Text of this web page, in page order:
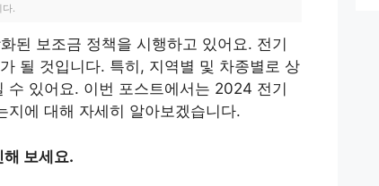
.
된 보조금 정책을 시행하고 있어요. 전기
될 것입니다. 특히, 지역별 및 차종별로 상
수 있어요. 이번 포스트에서는 2024 전기
지에 대해 자세히 알아보겠습니다.
보세요.